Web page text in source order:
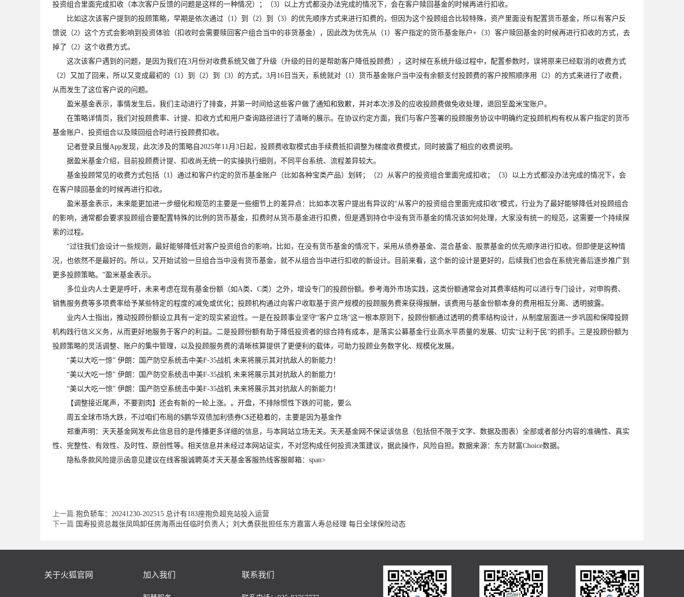
投资组合里面完成扣收（本次客户反馈的问题是这样的一种情况）；（3）以上方式都没办法完成的情况下，会在客户赎回基金的时候再进行扣收。
比如这次该客户提到的投顾策略，早期是依次通过（1）到（2）到（3）的优先顺序方式来进行扣费的，但因为这个投顾组合比较特殊，资产里面没有配置货币基金，所以有客户反
馈说（2）这个方式会影响到投资体验（扣收时会需要赎回客户组合当中的非货基金），因此改为优先从（1）客户指定的货币基金账户+（3）客户赎回基金的时候再进行扣收的方式，去
掉了（2）这个收费方式。
这次该客户遇到的问题，是因为我们在3月份对收费系统又做了升级（升级的目的是帮助客户降低投顾费），这时候在系统升级过程中，配置参数时，误将原来已经取消的收费方式
（2）又加了回来，所以又变成最初的（1）到（2）到（3）的方式，3月16日当天，系统就对（1）货币基金账户当中没有余额支付投顾费的客户按照顺序用（2）的方式来进行了收费，
从而发生了这位客户说的问题。
盈米基金表示，事情发生后，我们主动进行了排查，并第一时间给这些客户做了通知和致歉，并对本次涉及的应收投顾费做免收处理，退回至盈米宝账户。
在策略详情页，我们对投顾费率、计提、扣收方式和用户查询路径进行了清晰的展示。在协议约定方面，我们与客户签署的投顾服务协议中明确约定投顾机构有权从客户指定的货币
基金账户、投资组合以及赎回组合时进行投顾费扣收。
记者登录且慢App发现，此次涉及的策略自2025年11月3日起，投顾费收取模式由手续费抵扣调整为梯度收费模式，同时披露了相应的收费说明。
据盈米基金介绍，目前投顾费计提、扣收尚无统一的实操执行细则，不同平台系统、流程差异较大。
基金投顾常见的收费方式包括（1）通过和客户约定的货币基金账户（比如各种宝类产品）划转；（2）从客户的投资组合里面完成扣收；（3）以上方式都没办法完成的情况下，会
在客户赎回基金的时候再进行扣收。
盈米基金表示，未来能更加进一步细化和规范的主要是一些细节上的差异点：比如本次客户提出有异议的“从客户的投资组合里面完成扣收”模式，行业为了最好能够降低对投顾组合
的影响，通常都会要求投顾组合要配置特殊的比例的货币基金，扣费时从货币基金进行扣费，但是遇到持仓中没有货币基金的情况该如何处理，大家没有统一的规范，这需要一个持续探
索的过程。
“过往我们会设计一些规则，最好能够降低对客户投资组合的影响，比如，在没有货币基金的情况下，采用从债券基金、混合基金、股票基金的优先顺序进行扣收。但即便是这种情
况，也依然不是最好的。所以，又开始试验一旦组合当中没有货币基金，就不从组合当中进行扣收的新设计。目前来看，这个新的设计是更好的，后续我们也会在系统完善后逐步推广到
更多投顾策略。”盈米基金表示。
多位业内人士更是呼吁，未来考虑在现有基金份额（如A类、C类）之外，增设专门的投顾份额。参考海外市场实践，这类份额通常会对其费率结构可以进行专门设计，对申购费、
销售服务费等多项费率给予某些特定的程度的减免或优化；投顾机构通过向客户收取基于资产规模的投顾服务费来获得报酬，该费用与基金份额本身的费用相互分离、透明披露。
业内人士指出，推动投顾份额设立具有一定的现实紧迫性。一是在投顾事业坚守“客户立场”这一根本原则下，投顾份额通过透明的费率结构设计，从制度层面进一步巩固和保障投顾
机构践行信义义务，从而更好地服务于客户的利益。二是投顾份额有助于降低投资者的综合持有成本，是落实公募基金行业高水平质量的发展、切实“让利于民”的抓手。三是投顾份额为
投顾策略的灵活调整、账户的集中管理，以及投顾服务费的清晰核算提供了更便利的载体，可助力投顾业务数字化、规模化发展。
“美以大吃一惊” 伊朗：国产防空系统击中美F-35战机 未来将展示其对抗敌人的新能力！
“美以大吃一惊” 伊朗：国产防空系统击中美F-35战机 未来将展示其对抗敌人的新能力！
“美以大吃一惊” 伊朗：国产防空系统击中美F-35战机 未来将展示其对抗敌人的新能力！
【调整接近尾声，不要割肉】还会有新的一轮上涨。。开盘，不排除惯性下跌的可能，要么
周五全球市场大跌，不过咱们布局的$鹏华双债加利债券C$还稳着的，主要是因为基金作
郑重声明：天天基金网发布此信息目的是传播更多详细的信息，与本网站立场无关。天天基金网不保证该信息（包括但不限于文字、数据及图表）全部或者部分内容的准确性、真实
性、完整性、有效性、及时性、原创性等。相关信息并未经过本网站证实，不对您构成任何投资决策建议，据此操作，风险自担。数据来源：东方财富Choice数据。
隐私条款风险提示函意见建议在线客服诚聘英才天天基金客服热线客服邮箱：span>
上一篇:抱负轿车：20241230-202515 总计有183座抱负超充站投入运营
下一篇: 国寿投资总裁张凤鸣卸任房海燕出任临时负责人；刘大勇获批担任东方嘉富人寿总经理 每日全球保险动态
关于火狐官网 加入我们 联系我们